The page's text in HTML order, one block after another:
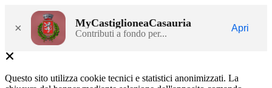
× MyCastiglioneaCasauria
Contributi a fondo per...
Apri
Questo sito utilizza cookie tecnici e statistici anonimizzati. La